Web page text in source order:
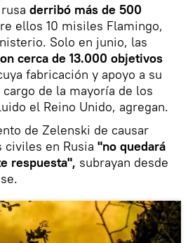
derribó más de 500
ellos 10 misiles Flamingo,
Solo en junio, las
cerca de 13.000 objetivos
fabricación y apoyo a su
de la mayoría de los
el Reino Unido, agregan.
de Zelenski de causar
civiles en Rusia "no quedará
respuesta", subrayan desde